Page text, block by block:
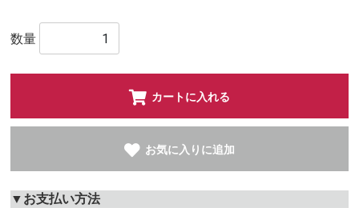
数量
カートに入れる
お気に入りに追加
▼お支払い方法